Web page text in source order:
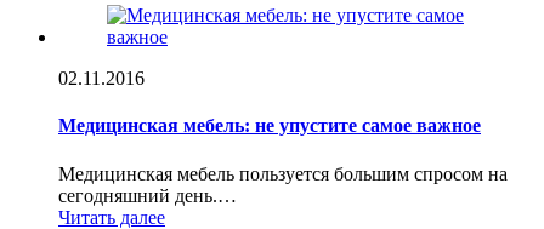
02.11.2016
Медицинская мебель: не упустите самое важное
Медицинская мебель пользуется большим спросом на
сегодняшний день.…
Читать далее